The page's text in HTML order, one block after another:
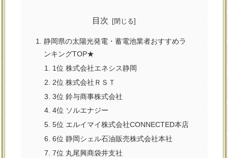
目次
静岡県の太陽光発電・蓄電池業者おすすめラ
ンキングTOP★
1位 株式会社エネシス静岡
2位 株式会社ＲＳＴ
3位 鈴与商事株式会社
4位 ソルエナジー
5位 エルイマイ株式会社CONNECTED本店
6位 静岡シェル石油販売株式会社本社
7位 丸尾興商袋井支社